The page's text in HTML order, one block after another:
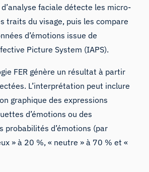
d’analyse faciale détecte les micro-
traits du visage, puis les compare
d’émotions issue de
Picture System (IAPS).
FER génère un résultat à partir
L’interprétation peut inclure
graphique des expressions
d’émotions ou des
probabilités d’émotions (par
» à 20 %, « neutre » à 70 % et «